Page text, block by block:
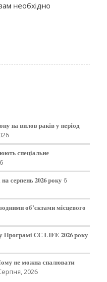
необхідно
на вилов раків у період
спеціальне
серпень 2026 року 6
об’єктами місцевого
Програмі ЄС LIFE 2026 року
не можна спалювати
2026